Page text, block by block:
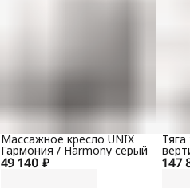
49 140 ₽
Массажное кресло UNIX
Гармония / Harmony серый
147
100